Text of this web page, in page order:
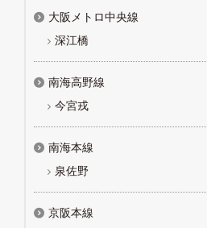
大阪メトロ中央線
深江橋
南海高野線
今宮戎
南海本線
泉佐野
京阪本線